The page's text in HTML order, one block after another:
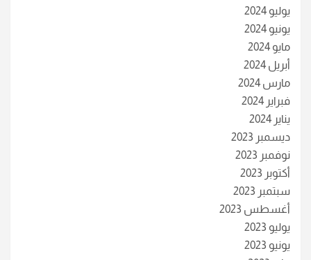
يوليو 2024
يونيو 2024
مايو 2024
أبريل 2024
مارس 2024
فبراير 2024
يناير 2024
ديسمبر 2023
نوفمبر 2023
أكتوبر 2023
سبتمبر 2023
أغسطس 2023
يوليو 2023
يونيو 2023